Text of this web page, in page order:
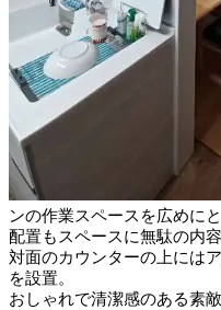
ンの作業スペースを広めに
配置もスペースに無駄の内
対面のカウンターの上には
を設置。
おしゃれで清潔感のある素